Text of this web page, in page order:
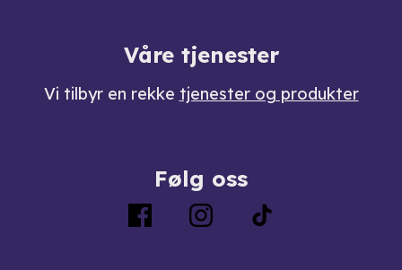
Våre tjenester
Vi tilbyr en rekke tjenester og produkter
Følg oss